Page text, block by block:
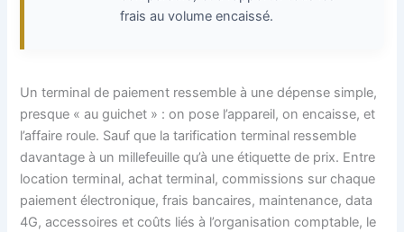
frais au volume encaissé.
Un terminal de paiement ressemble à une dépense simple,
presque « au guichet » : on pose l’appareil, on encaisse, et
l’affaire roule. Sauf que la tarification terminal ressemble
davantage à un millefeuille qu’à une étiquette de prix. Entre
location terminal, achat terminal, commissions sur chaque
paiement électronique, frais bancaires, maintenance, data
4G, accessoires et coûts liés à l’organisation comptable, le